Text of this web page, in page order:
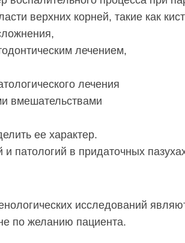
верхних корней, такие как
лечением,
лечения
вмешательствами
ее характер.
патологий в придаточных
исследований
по желанию пациента.